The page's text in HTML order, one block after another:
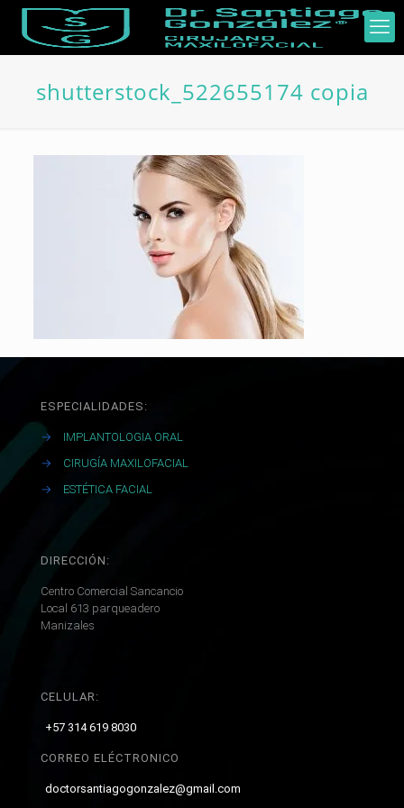
shutterstock_522655174 copia
ESPECIALIDADES:
→
IMPLANTOLOGIA ORAL
→
CIRUGÍA MAXILOFACIAL
→
ESTÉTICA FACIAL
DIRECCIÓN:
Centro Comercial Sancancio
Local 613 parqueadero
Manizales
CELULAR:
+57 314 619 8030
CORREO ELÉCTRONICO
doctorsantiagogonzalez@gmail.com